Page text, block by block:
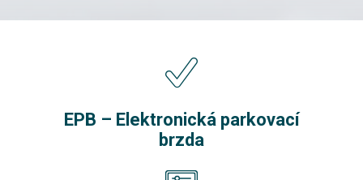
EPB – Elektronická parkovací
brzda